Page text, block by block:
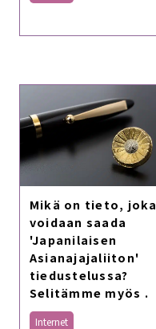
Mikä on tieto, joka
voidaan saada
'Japanilaisen
Asianajajaliiton'
tiedustelussa?
Selitämme myös .
Internet